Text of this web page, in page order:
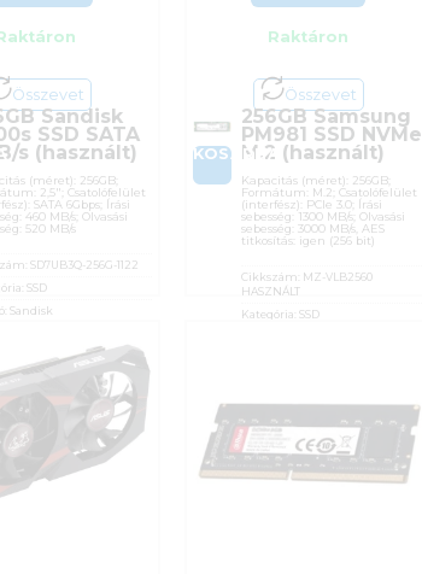
Összevet
Sandisk
SSD SATA
s (használt)
(méret): 256GB;
2,5″; Csatolófelület
SATA 6Gbps; Írási
460 MB/s; Olvasási
520 MB/s
SD7UB3Q-256G-1122
SSD
Sandisk
Ft
Raktáron
Összevet
KOSÁRBA
256GB Samsung
PM981 SSD NVMe
M.2 (használt)
Kapacitás (méret): 256GB;
Formátum: M.2; Csatolófelület
(interfész): PCIe 3.0; Írási
sebesség: 1300 MB/s; Olvasási
sebesség: 3000 MB/s, AES
titkosítás: igen (256 bit)
Cikkszám: MZ-VLB2560
HASZNÁLT
Kategória:SSD
Azonosító:51207
10 500 Ft